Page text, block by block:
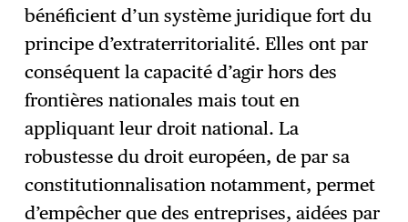
bénéficient d’un système juridique fort du
principe d’extraterritorialité. Elles ont par
conséquent la capacité d’agir hors des
frontières nationales mais tout en
appliquant leur droit national. La
robustesse du droit européen, de par sa
constitutionnalisation notamment, permet
d’empêcher que des entreprises, aidées par